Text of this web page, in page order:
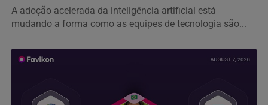
A adoção acelerada da inteligência artificial está
mudando a forma como as equipes de tecnologia são...